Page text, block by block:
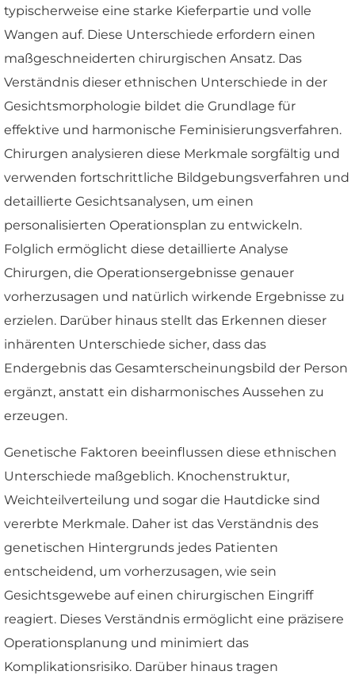
typischerweise eine starke Kieferpartie und volle
Wangen auf. Diese Unterschiede erfordern einen
maßgeschneiderten chirurgischen Ansatz. Das
Verständnis dieser ethnischen Unterschiede in der
Gesichtsmorphologie bildet die Grundlage für
effektive und harmonische Feminisierungsverfahren.
Chirurgen analysieren diese Merkmale sorgfältig und
verwenden fortschrittliche Bildgebungsverfahren und
detaillierte Gesichtsanalysen, um einen
personalisierten Operationsplan zu entwickeln.
Folglich ermöglicht diese detaillierte Analyse
Chirurgen, die Operationsergebnisse genauer
vorherzusagen und natürlich wirkende Ergebnisse zu
erzielen. Darüber hinaus stellt das Erkennen dieser
inhärenten Unterschiede sicher, dass das
Endergebnis das Gesamterscheinungsbild der Person
ergänzt, anstatt ein disharmonisches Aussehen zu
erzeugen.
Genetische Faktoren beeinflussen diese ethnischen
Unterschiede maßgeblich. Knochenstruktur,
Weichteilverteilung und sogar die Hautdicke sind
vererbte Merkmale. Daher ist das Verständnis des
genetischen Hintergrunds jedes Patienten
entscheidend, um vorherzusagen, wie sein
Gesichtsgewebe auf einen chirurgischen Eingriff
reagiert. Dieses Verständnis ermöglicht eine präzisere
Operationsplanung und minimiert das
Komplikationsrisiko. Darüber hinaus tragen